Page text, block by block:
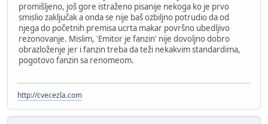
promišljeno, još gore istraženo pisanije nekoga ko je prvo
smislio zaključak a onda se nije baš ozbiljno potrudio da od
njega do početnih premisa ucrta makar površno ubedljivo
rezonovanje. Mislim, 'Emitor je fanzin' nije dovoljno dobro
obrazloženje jer i fanzin treba da teži nekakvim standardima,
pogotovo fanzin sa renomeom.
http://cvecezla.com